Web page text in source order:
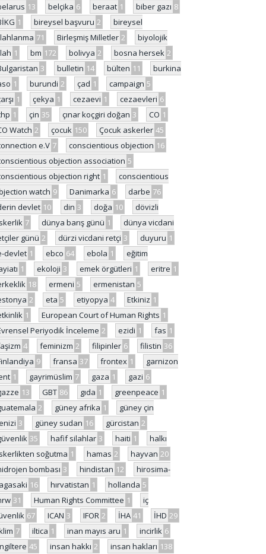
13 belçika 6 beraat 1 biber gazı 8
1 bireysel başvuru 2
bireysel
71 Birleşmiş Milletler 2
biyolojik
1 bm 172 bolivya 2 bosna hersek 2
3 bulletin 14 bülten 11
burkina
1 burundi 2 çad 1 campaign 5
1 çekya 1 cezaevi 1 cezaevleri 6
1 çin 35 çınar koçgiri doğan 3 CO 1
Watch 2 çocuk 150 Çocuk askerler 45
e.V 7 conscientious objection 16
objection association 5
objection right 1
conscientious
watch 9 Danimarka 6 darbe 76
devlet 10 din 3 doğa 10
dövizli
7 dünya barış günü 1
dünya vicdani
günü 2 dürzi vicdani retçi 3 duyuru 1
devlet 1 ebco 64 ebola 1
eğitim
1 ekoloji 3 emek örgütleri 1 eritre 1
18 ermeni 5 ermenistan 5
2 eta 5 etiyopya 4 Etkiniz 1
1 European Court of Human Rights 1
Periyodik İnceleme 2 ezidi 1 fas 1
4 feminizm 2 filipinler 6 filistin 36
9 fransa 37 frontex 1
garnizon
1 gayrimüslim 7 gaza 1 gazi 6
13 GBT 86 gıda 1 greenpeace 1
2 güney afrika 1
güney çin
3 güney sudan 16 gürcistan 2
35 hafif silahlar 3 haiti 1
halkı
soğutma 1 hamas 2 hayvan 20
bombası 3 hindistan 12
hirosima-
16 hırvatistan 1 hollanda 5
31 Human Rights Committee 1
iç
67 ICAN 3 IFOR 2 İHA 41 İHD 29
7 iltica 1 inan mayıs aru 1 incirlik 6
45 insan hakkı 2 insan hakları 138